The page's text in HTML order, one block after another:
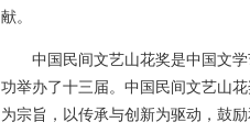
献。
中国民间文艺山花奖是中国文
功举办了十三届。中国民间文艺山
为宗旨，以传承与创新为驱动，鼓